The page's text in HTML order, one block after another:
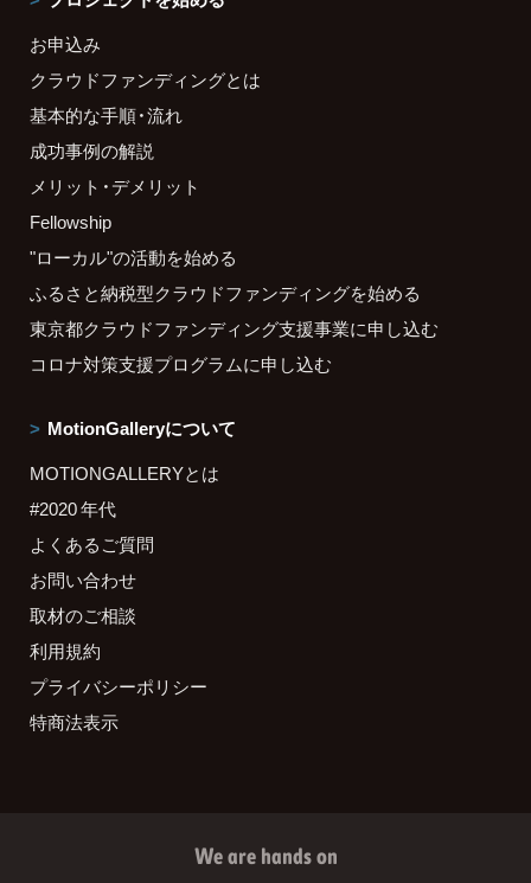
お申込み
クラウドファンディングとは
基本的な手順・流れ
成功事例の解説
メリット・デメリット
Fellowship
"ローカル"の活動を始める
ふるさと納税型クラウドファンディングを始める
東京都クラウドファンディング支援事業に申し込む
コロナ対策支援プログラムに申し込む
MotionGalleryについて
MOTIONGALLERYとは
#2020 年代
よくあるご質問
お問い合わせ
取材のご相談
利用規約
プライバシーポリシー
特商法表示
We are hands on